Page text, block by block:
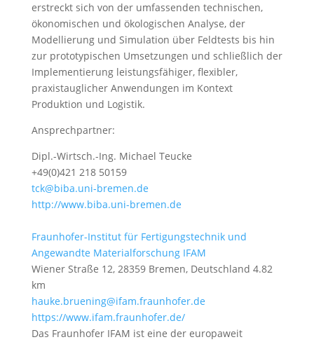
erstreckt sich von der umfassenden technischen,
ökonomischen und ökologischen Analyse, der
Modellierung und Simulation über Feldtests bis hin
zur prototypischen Umsetzungen und schließlich der
Implementierung leistungsfähiger, flexibler,
praxistauglicher Anwendungen im Kontext
Produktion und Logistik.
Ansprechpartner:
Dipl.-Wirtsch.-Ing. Michael Teucke
+49(0)421 218 50159
tck@biba.uni-bremen.de
http://www.biba.uni-bremen.de
Fraunhofer-Institut für Fertigungstechnik und
Angewandte Materialforschung IFAM
Wiener Straße 12, 28359 Bremen, Deutschland 4.82
km
hauke.bruening@ifam.fraunhofer.de
https://www.ifam.fraunhofer.de/
Das Fraunhofer IFAM ist eine der europaweit